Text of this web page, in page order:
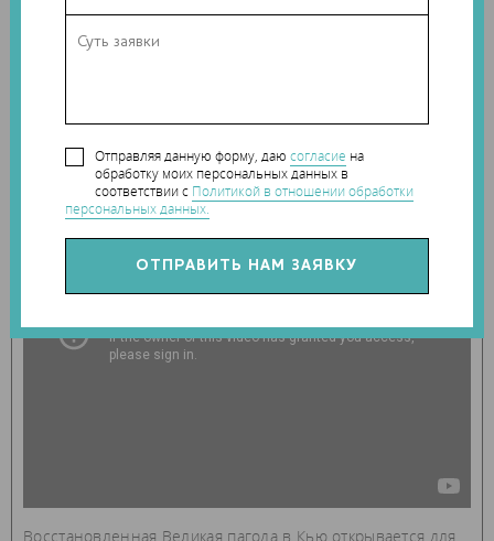
Отправляя данную форму, даюсогласие на
обработку моих персональных данных в
соответствии с Политикой в отношении обработки
персональных данных.
DuraForm PA — долговечного пластика, позволяющего
Восстановленная Великая пагода в Кью открывается для